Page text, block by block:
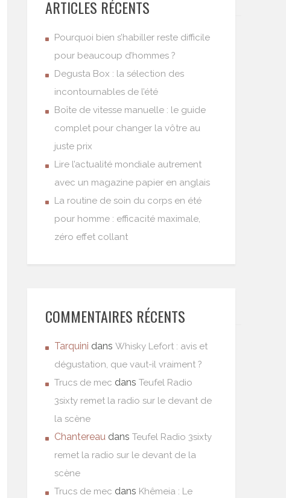
ARTICLES RÉCENTS
Pourquoi bien s’habiller reste difficile
pour beaucoup d’hommes ?
Degusta Box : la sélection des
incontournables de l’été
Boîte de vitesse manuelle : le guide
complet pour changer la vôtre au
juste prix
Lire l’actualité mondiale autrement
avec un magazine papier en anglais
La routine de soin du corps en été
pour homme : efficacité maximale,
zéro effet collant
COMMENTAIRES RÉCENTS
Tarquini dans Whisky Lefort : avis et
dégustation, que vaut-il vraiment ?
Trucs de mec dans Teufel Radio
3sixty remet la radio sur le devant de
la scène
Chantereau dans Teufel Radio 3sixty
remet la radio sur le devant de la
scène
Trucs de mec dans Khêmeia : Le